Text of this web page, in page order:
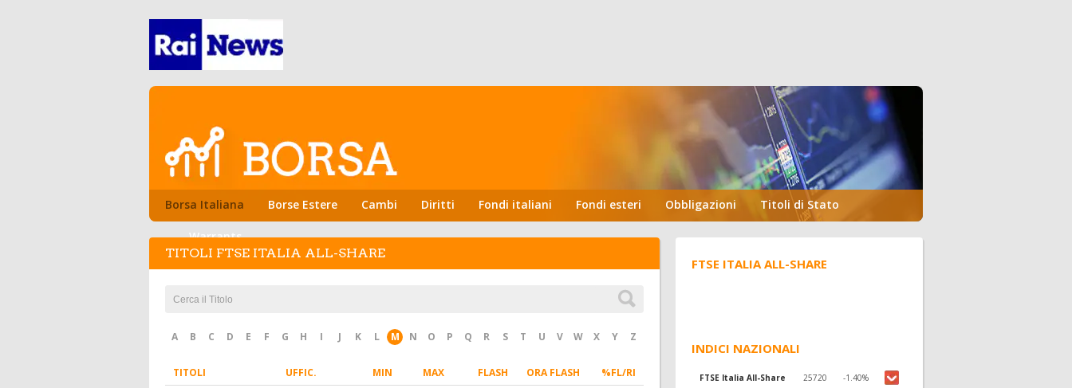
Borsa Italiana Borse Estere Cambi Diritti Fondi italiani Fondi esteri Obbligazioni Titoli di Stato
Warrants
TITOLI FTSE ITALIA ALL-SHARE
A B C D E F G H I J K L M N O P Q R S T U V W X Y Z
TITOLI UFFIC. MIN MAX FLASH ORA FLASH %FL/RI
FTSE ITALIA ALL-SHARE
INDICI NAZIONALI
FTSE Italia All-Share 25720
-1.40%